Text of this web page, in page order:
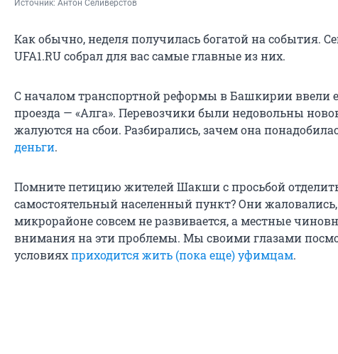
Источник: Антон Селиверстов
Как обычно, неделя получилась богатой на события.
UFA1.RU собрал для вас самые главные из них.
С началом транспортной реформы в Башкирии ввели
проезда — «Алга». Перевозчики были недовольны
жалуются на сбои. Разбирались, зачем она
деньги.
Помните петицию жителей Шакши с просьбой
самостоятельный населенный пункт? Они
микрорайоне совсем не развивается, а местные
внимания на эти проблемы. Мы своими глазами
условияхприходится жить (пока еще) уфимцам.